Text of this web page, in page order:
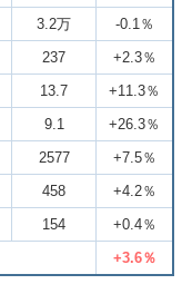
3.2万
-0.1％
237
+2.3％
13.7
+11.3％
9.1
+26.3％
2577
+7.5％
458
+4.2％
154
+0.4％
+3.6％